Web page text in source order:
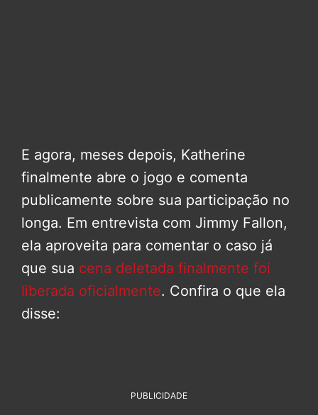
E agora, meses depois, Katherine
finalmente abre o jogo e comenta
publicamente sobre sua participação no
longa. Em entrevista com Jimmy Fallon,
ela aproveita para comentar o caso já
que sua cena deletada finalmente foi
liberada oficialmente. Confira o que ela
disse:
PUBLICIDADE